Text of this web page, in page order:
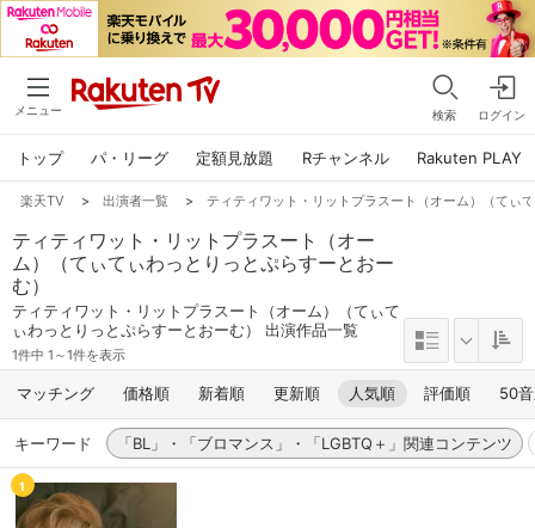
メニュー 検索 ログイン
トップ パ・リーグ 定額見放題 Rチャンネル Rakuten PLAY
楽天TV > 出演者一覧 > ティティワット・リットプラスート（オーム）（てぃ
ティティワット・リットプラスート（オー
ム）（てぃてぃわっとりっとぷらすーとおー
む）
ティティワット・リットプラスート（オーム）（てぃて
ぃわっとりっとぷらすーとおーむ） 出演作品一覧
1件中 1～1件を表示
マッチング 価格順 新着順 更新順 人気順 評価順 50
キーワード 「BL」・「ブロマンス」・「LGBTQ＋」関連コンテンツ
1